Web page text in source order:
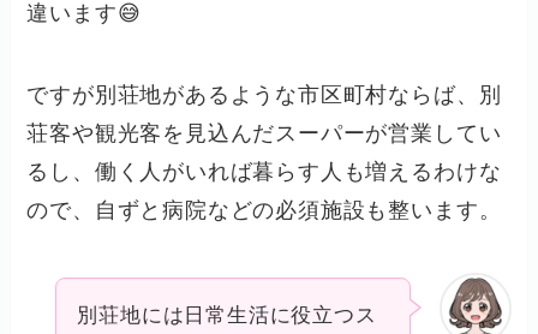
違います😅
ですが別荘地があるような市区町村ならば、別
荘客や観光客を見込んだスーパーが営業してい
るし、働く人がいれば暮らす人も増えるわけな
ので、自ずと病院などの必須施設も整います。
別荘地には日常生活に役立つス